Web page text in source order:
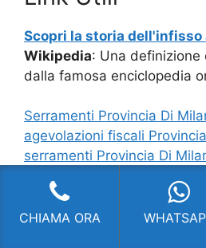
Scopri la storia dell'infisso
Wikipedia: Una
dalla famosa enciclopedia
Serramenti Provincia Di
agevolazioni fiscali
serramenti Provincia Di
serramenti Provincia Di
fossati Provincia Di Milano,
CHIAMA ORA